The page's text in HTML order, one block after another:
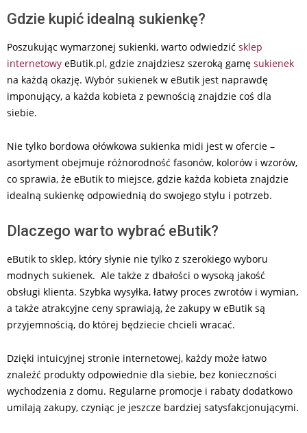
Gdzie kupić idealną sukienkę?
Poszukując wymarzonej sukienki, warto odwiedzić sklep
internetowy eButik.pl, gdzie znajdziesz szeroką gamę sukienek
na każdą okazję. Wybór sukienek w eButik jest naprawdę
imponujący, a każda kobieta z pewnością znajdzie coś dla
siebie.
Nie tylko bordowa ołówkowa sukienka midi jest w ofercie –
asortyment obejmuje różnorodność fasonów, kolorów i wzorów,
co sprawia, że eButik to miejsce, gdzie każda kobieta znajdzie
idealną sukienkę odpowiednią do swojego stylu i potrzeb.
Dlaczego warto wybrać eButik?
eButik to sklep, który słynie nie tylko z szerokiego wyboru
modnych sukienek. Ale także z dbałości o wysoką jakość
obsługi klienta. Szybka wysyłka, łatwy proces zwrotów i wymian,
a także atrakcyjne ceny sprawiają, że zakupy w eButik są
przyjemnością, do której będziecie chcieli wracać.
Dzięki intuicyjnej stronie internetowej, każdy może łatwo
znaleźć produkty odpowiednie dla siebie, bez konieczności
wychodzenia z domu. Regularne promocje i rabaty dodatkowo
umilają zakupy, czyniąc je jeszcze bardziej satysfakcjonującymi.